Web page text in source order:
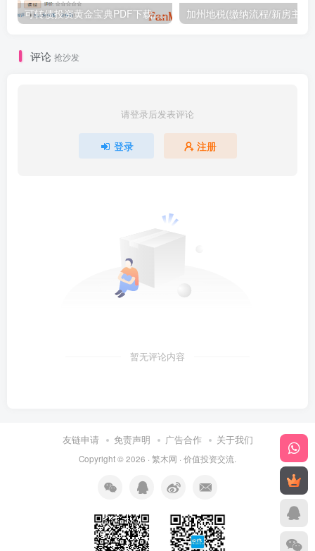
可转债投资黄金宝典PDF下载,阿秋可转债投资学习书籍下载
评论 抢沙发
请登录后发表评论
登录 注册
暂无评论内容
友链申请 免责声明 广告合作 关于我们
Copyright © 2026 · 繁木网 · 价值投资交流.